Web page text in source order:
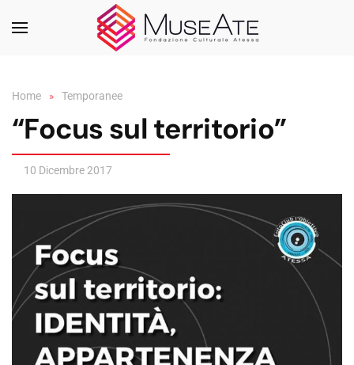
Skip to main content
Home Temporanee
“Focus sul territorio”
10 Dicembre 2017